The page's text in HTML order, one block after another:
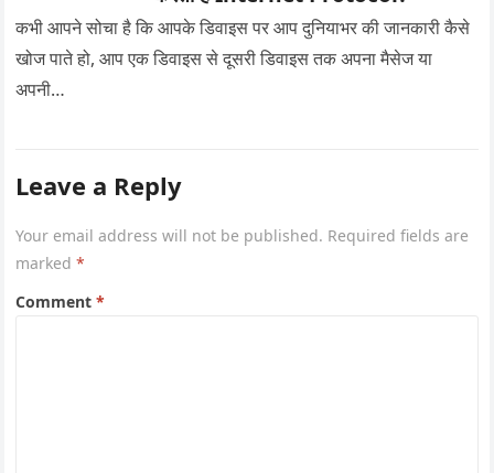
कभी आपने सोचा है कि आपके डिवाइस पर आप दुनियाभर की जानकारी कैसे
खोज पाते हो, आप एक डिवाइस से दूसरी डिवाइस तक अपना मैसेज या
अपनी…
Leave a Reply
Your email address will not be published. Required fields are
marked*
Comment*